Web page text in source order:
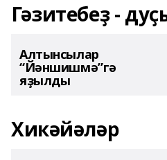
Гәзитебеҙ -
Алтынсылар
“Йәншишмә”гә
яҙылды
Хикәйәләр